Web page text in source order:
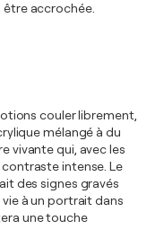
être accrochée.
couler librement,
mélangé à du
vivante qui, avec les
intense. Le
des signes gravés
à un portrait dans
une touche